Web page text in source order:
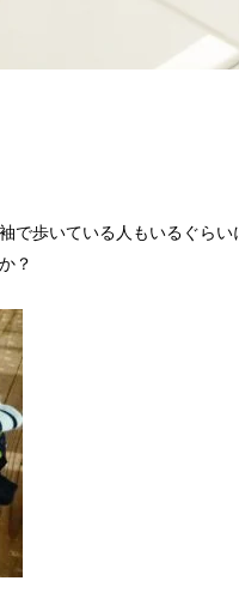
で歩いている人もいるぐらい
？